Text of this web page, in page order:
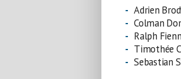
Adrien
Colman
Ralph
Timothée
Sebastian